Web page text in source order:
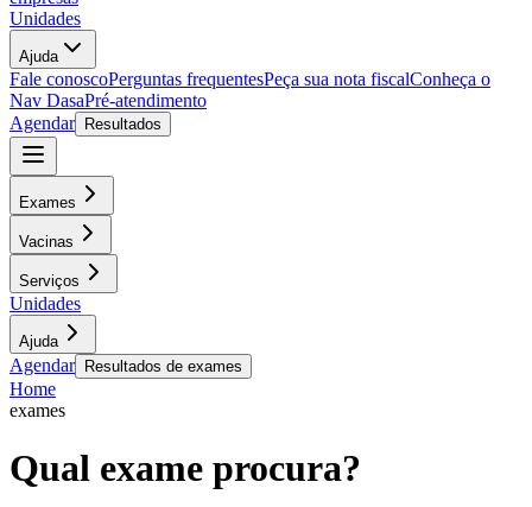
Unidades
Ajuda
Fale conoscoPerguntas frequentesPeça sua nota fiscalConheça o
Nav DasaPré-atendimento
Agendar
Resultados
Exames
Vacinas
Serviços
Unidades
Ajuda
Agendar Resultados de exames
Home
exames
Qual exame procura?